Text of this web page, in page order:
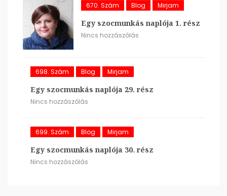
670. Szám Blog Mirjam
Egy szocmunkás naplója 1. rész
Nincs hozzászólás
698. Szám Blog Mirjam
Egy szocmunkás naplója 29. rész
Nincs hozzászólás
699. Szám Blog Mirjam
Egy szocmunkás naplója 30. rész
Nincs hozzászólás